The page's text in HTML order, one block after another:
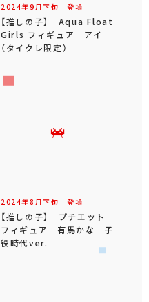
2024年9 月下旬 登場
【推しの子】 Aqua Float
Girls フィギュア アイ
（タイクレ限定）
2024年8 月下旬 登場
【推しの子】 プチエット
フィギュア 有馬かな 子
役時代ver.